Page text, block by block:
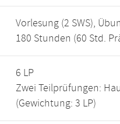
Vorlesung (2 SWS),
180 Stunden (60 Std.
6 LP
Zwei Teilprüfungen:
(Gewichtung: 3 LP)